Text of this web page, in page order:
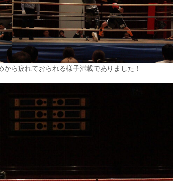
ら疲れておられる様子満載でありました！